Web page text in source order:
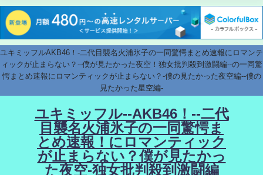
ユキミッフルAKB46！-二代目襲名火浦氷子の一同驚愕まとめ速報にロマンテ
ィックが止まらない？--僕が見たかった夜空！独女批判殺到激闘編--の一同驚
愕まとめ速報にロマンティックが止まらない？-僕の見たかった夜空編--僕の
見たかった星空編-
ユキミッフル--AKB46！--二代
目襲名火浦氷子の一同驚愕ま
とめ速報！にロマンティック
が止まらない？僕が見たかっ
た夜空-独女批判殺到激闘編